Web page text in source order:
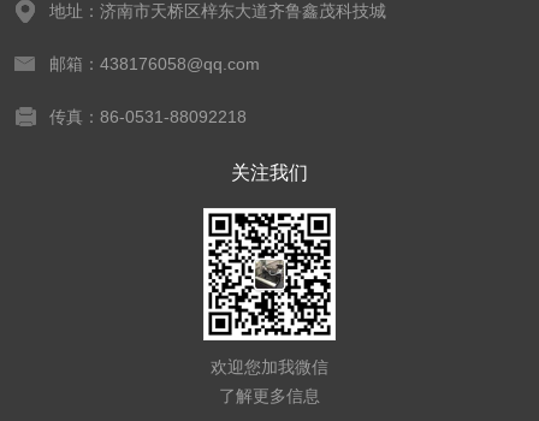
地址：济南市天桥区梓东大道齐鲁鑫茂科技城
邮箱：438176058@qq.com
传真：86-0531-88092218
关注我们
欢迎您加我微信
了解更多信息